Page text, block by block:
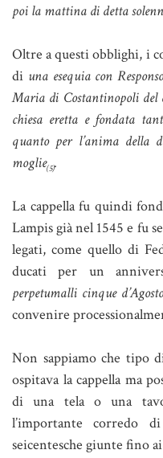
poi la mattina di detta
Oltre a questi obblighi, i
di una esequia con
Maria di Costantinopoli
chiesa eretta e fondata
quanto per l’anima della
moglie(5).
La cappella fu quindi
Lampis già nel 1545 e fu
legati, come quello di
ducati per un
perpetumalli cinque
convenire
Non sappiamo che tipo
ospitava la cappella ma
di una tela o una
l’importante corredo
seicentesche giunte fino